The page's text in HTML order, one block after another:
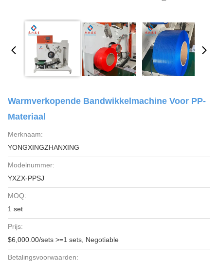
Warmverkopende Bandwikkelmachine Voor PP-
Materiaal
Merknaam:
YONGXINGZHANXING
Modelnummer:
YXZX-PPSJ
MOQ:
1 set
Prijs:
$6,000.00/sets >=1 sets, Negotiable
Betalingsvoorwaarden: